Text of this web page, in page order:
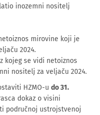
inozemni nositelj
mirovine koji je
2024.
kojeg se vidi netoiznos
nositelj za veljaču 2024.
HZMO-u do 31.
dokaz o visini
područnoj ustrojstvenoj